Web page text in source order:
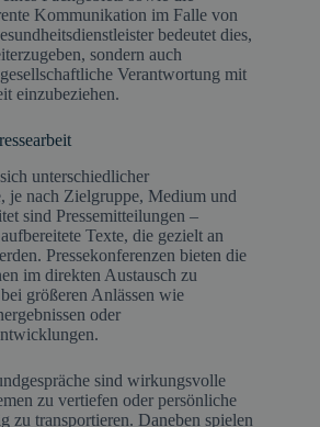
Kommunikation im Falle von
bedeutet dies,
sondern auch
Verantwortung mit
einzubeziehen.
unterschiedlicher
je nach Zielgruppe, Medium und
sind Pressemitteilungen –
Texte, die gezielt an
Pressekonferenzen bieten die
im direkten Austausch zu
größeren Anlässen wie
oder
sind wirkungsvolle
zu vertiefen oder persönliche
zu transportieren. Daneben spielen